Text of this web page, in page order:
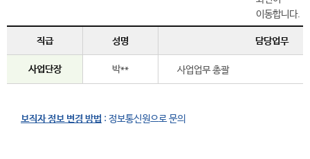
직급 성명 담당업무
사업단장 박** 사업업무 총괄
보직자 정보 변경 방법 : 정보통신원으로 문의